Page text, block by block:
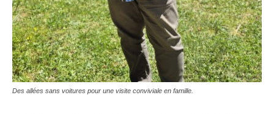
Des allées sans voitures pour une visite conviviale en famille.